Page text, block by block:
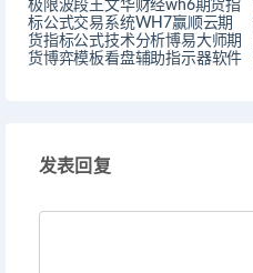
极限波段王文华财经wh6期货指
标公式交易系统WH7赢顺云期
货指标公式技术分析博易大师期
货博弈模板看盘辅助指示器软件
发表回复